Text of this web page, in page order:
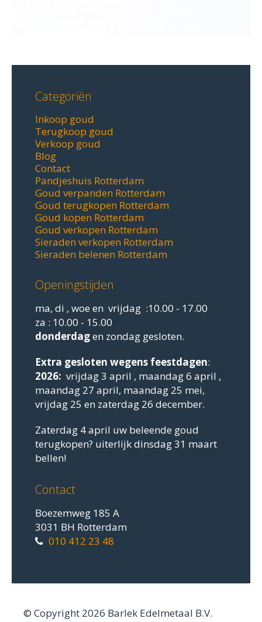
Categoriën
Inkoop goud
Terugkoop goud
Verkoop goud
Blog
Contact
Pandjeshuis Rotterdam
Goud verpanden Rotterdam
Goud terugkopen Rotterdam
Goud kopen Rotterdam
Goud verkopen Rotterdam
Sieraden verkopen Rotterdam
Sieraden belenen Rotterdam
Openingstijden
ma, di , woe en vrijdag :10.00 - 17.00
za : 10.00 - 15.00
donderdagen zondag gesloten.
Extra gesloten wegens feestdagen:
2026: vrijdag 3 april , maandag 6 april ,
maandag 27 april, maandag 25 mei,
vrijdag 25 en zaterdag 26 december.
Zaterdag 4 april uw beleende goud
terugkopen? uiterlijk dinsdag 31 maart
bellen!
Contact
Boezemweg 185 A
3031 BH Rotterdam
010 412 23 48
© Copyright 2026 Barlek Edelmetaal B.V.